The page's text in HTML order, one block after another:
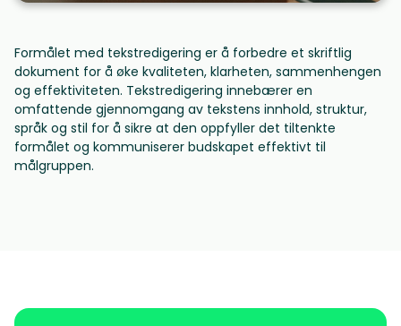
Formålet med tekstredigering er å forbedre et skriftlig
dokument for å øke kvaliteten, klarheten, sammenhengen
og effektiviteten. Tekstredigering innebærer en
omfattende gjennomgang av tekstens innhold, struktur,
språk og stil for å sikre at den oppfyller det tiltenkte
formålet og kommuniserer budskapet effektivt til
målgruppen.